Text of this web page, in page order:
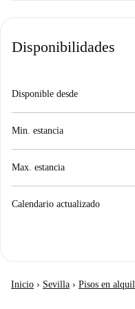
Disponibilidades
Disponible desde
Min. estancia
Max. estancia
Calendario actualizado
Inicio › Sevilla › Pisos en